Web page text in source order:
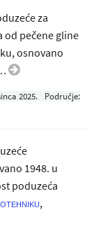
za
pečene gline
osnovano
2025.
Područje:
1948. u
poduzeća
,